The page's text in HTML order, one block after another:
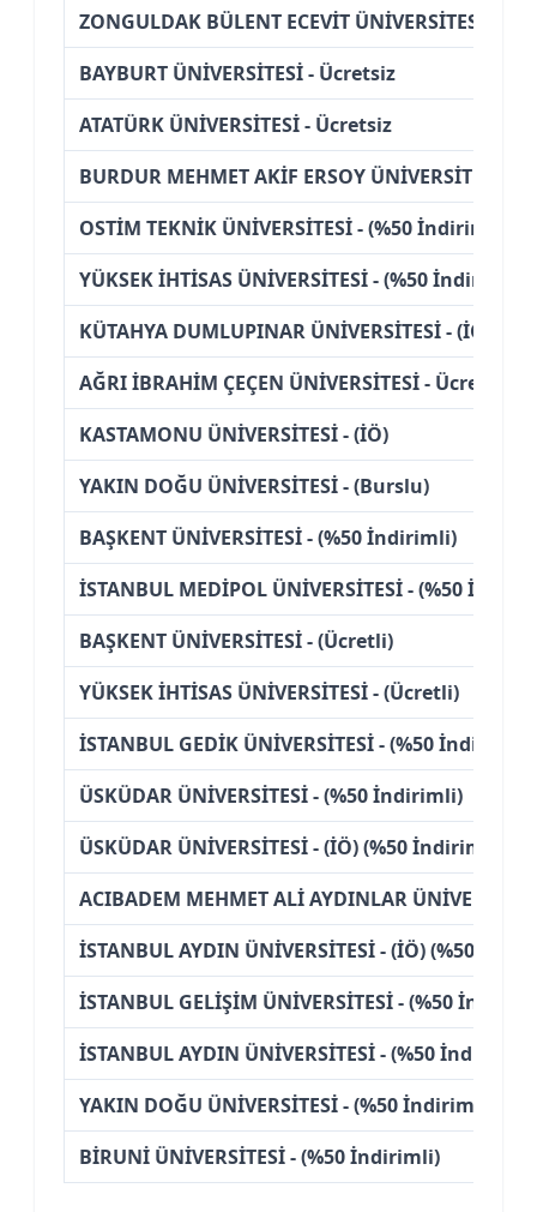
ZONGULDAK BÜLENT ECEVİT ÜNİVERSİTESİ - (İÖ)
BAYBURT ÜNİVERSİTESİ - Ücretsiz
ATATÜRK ÜNİVERSİTESİ - Ücretsiz
BURDUR MEHMET AKİF ERSOY ÜNİVERSİTESİ -
OSTİM TEKNİK ÜNİVERSİTESİ - (%50 İndirimli)
YÜKSEK İHTİSAS ÜNİVERSİTESİ - (%50 İndirimli)
KÜTAHYA DUMLUPINAR ÜNİVERSİTESİ - (İÖ)
AĞRI İBRAHİM ÇEÇEN ÜNİVERSİTESİ - Ücretsiz
KASTAMONU ÜNİVERSİTESİ - (İÖ)
YAKIN DOĞU ÜNİVERSİTESİ - (Burslu)
BAŞKENT ÜNİVERSİTESİ - (%50 İndirimli)
İSTANBUL MEDİPOL ÜNİVERSİTESİ - (%50
BAŞKENT ÜNİVERSİTESİ - (Ücretli)
YÜKSEK İHTİSAS ÜNİVERSİTESİ - (Ücretli)
İSTANBUL GEDİK ÜNİVERSİTESİ - (%50 İndirimli)
ÜSKÜDAR ÜNİVERSİTESİ - (%50 İndirimli)
ÜSKÜDAR ÜNİVERSİTESİ - (İÖ) (%50 İndirimli)
ACIBADEM MEHMET ALİ AYDINLAR
İSTANBUL AYDIN ÜNİVERSİTESİ - (İÖ) (%50
İSTANBUL GELİŞİM ÜNİVERSİTESİ - (%50
İSTANBUL AYDIN ÜNİVERSİTESİ - (%50 İndirimli)
YAKIN DOĞU ÜNİVERSİTESİ - (%50 İndirimli)
BİRUNİ ÜNİVERSİTESİ - (%50 İndirimli)